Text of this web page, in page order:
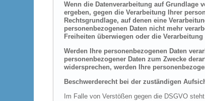
Wenn die Datenverarbeitung auf Grundlage
ergeben, gegen die Verarbeitung Ihrer
Rechtsgrundlage, auf denen eine
personenbezogenen Daten nicht mehr
Freiheiten überwiegen oder die
Werden Ihre personenbezogenen Daten
personenbezogener Daten zum Zwecke
widersprechen, werden Ihre
Beschwerderecht bei der zuständigen
Im Falle von Verstößen gegen die DSGVO